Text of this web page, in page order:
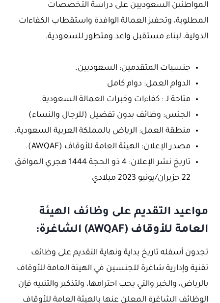
المواطنين السعوديين على دراسة التخصصات
المطلوبة، وتحفيز العمالة الوافدة واستقطاب الكفاءات
الدولية، لبناء مستقبل واعد ومتطور للسعودية.
جنسيات المتقدمين: السعوديين.
الدوام العمل: دوام كامل
متاحة لـ : كفاءات وخبرات العمالة السعودية.
الجنس: وظائف بدون تفضيل (للرجال والنساء)
منطقة العمل: الرياض بالمملكة العربية السعودية.
مصدر الإعلان: الهيئة العامة للأوقاف (AWQAF).
تاريخ نشر الإعلان: 4 ذو الحجة 1444 هجري الموافق
22 حزيران/يونيو 2023 ميلادي
مواعيد التقديم على وظائف الهيئة
العامة للأوقاف (AWQAF) الشاغرة:
تجدون أسفله تاريخ بداية ونهاية التقديم على وظائف
تقنية وإدارية شاغرة للجنسين في الهيئة العامة للأوقاف
بالرياض، والخبر والتي يجب احترامها، ولتذكير والتنبيه فإن
الوظائف الشاغرة المعلن عنها بالهيئة العامة للأوقاف